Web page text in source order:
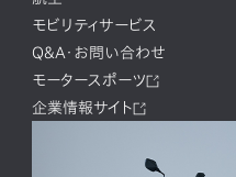
モビリティサービス
Q&A・お問い合わせ
モータースポーツ
企業情報サイト